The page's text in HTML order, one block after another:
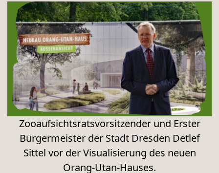
Zooaufsichtsratsvorsitzender und Erster
Bürgermeister der Stadt Dresden Detlef
Sittel vor der Visualisierung des neuen
Orang-Utan-Hauses.